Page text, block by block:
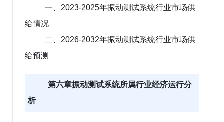
一、2023-2025年振动测试系统行业市场供
给情况
二、2026-2032年振动测试系统行业市场供
给预测
第六章振动测试系统所属行业经济运行分
析